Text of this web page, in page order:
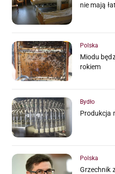
nie mają
Polska
Miodu
rokiem
Bydło
Produkcja
Polska
Grzechnik